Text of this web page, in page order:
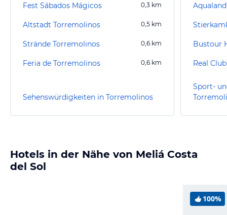
Fest Sábados Mágicos 0,3 km
Altstadt Torremolinos 0,5 km
Strände Torremolinos 0,6 km
Feria de Torremolinos 0,6 km
Sehenswürdigkeiten in Torremolinos
Aqualand
Real
Sport-
Hotels in der Nähe von Meliá Costa
del Sol
100%